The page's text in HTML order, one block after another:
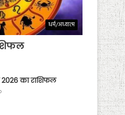
धर्म/अध्यात्म
का राशिफल